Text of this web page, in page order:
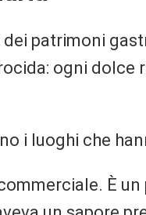
patrimoni
ogni dolce
i luoghi che
È